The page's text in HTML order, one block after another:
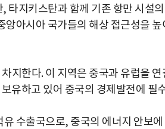
지키스탄과 함께 기존 항만 시설
아시아 국가들의 해상 접근성을 높
지한다. 이 지역은 중국과 유럽을
유하고 있어 중국의 경제발전에 필
수출국으로, 중국의 에너지 안보